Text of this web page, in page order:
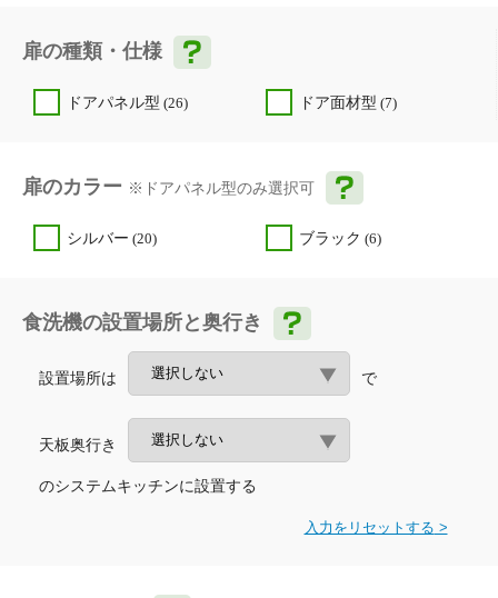
扉の種類・仕様
ドアパネル型 (26) ドア面材型 (7)
扉のカラー ※ドアパネル型のみ選択可
シルバー (20) ブラック (6)
食洗機の設置場所と奥行き
設置場所は で
天板奥行き
のシステムキッチンに設置する
入力をリセットする